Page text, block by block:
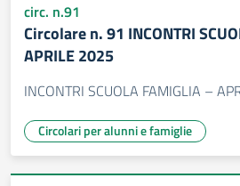
circ. n.91
Circolare n. 91 INCONTRI
APRILE 2025
INCONTRI SCUOLA FAMIGLIA –
Circolari per alunni e famiglie